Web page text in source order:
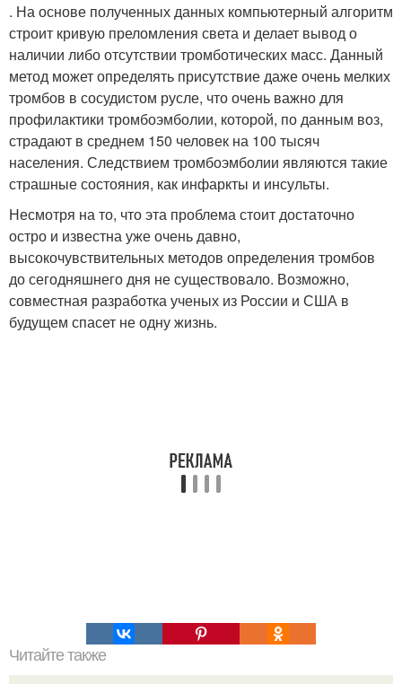
. На основе полученных данных компьютерный алгоритм
строит кривую преломления света и делает вывод о
наличии либо отсутствии тромботических масс. Данный
метод может определять присутствие даже очень мелких
тромбов в сосудистом русле, что очень важно для
профилактики тромбоэмболии, которой, по данным воз,
страдают в среднем 150 человек на 100 тысяч
населения. Следствием тромбоэмболии являются такие
страшные состояния, как инфаркты и инсульты.
Несмотря на то, что эта проблема стоит достаточно
остро и известна уже очень давно,
высокочувствительных методов определения тромбов
до сегодняшнего дня не существовало. Возможно,
совместная разработка ученых из России и США в
будущем спасет не одну жизнь.
Читайте также